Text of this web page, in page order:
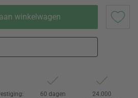
winkelwagen
60 dagen
24.000